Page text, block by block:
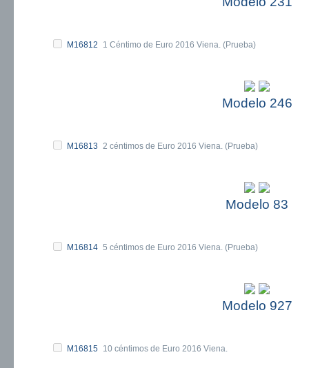
M16812 1 Céntimo de Euro 2016 Viena. (Prueba)
Modelo 246
M16813 2 céntimos de Euro 2016 Viena. (Prueba)
Modelo 83
M16814 5 céntimos de Euro 2016 Viena. (Prueba)
Modelo 927
M16815 10 céntimos de Euro 2016 Viena.